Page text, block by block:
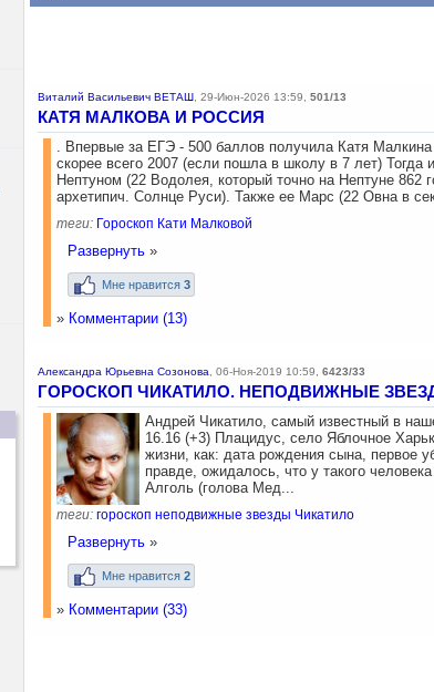
Виталий Васильевич ВЕТАШ 29-Июн-2026 13:59 501/13
КАТЯ МАЛКОВА И РОССИЯ
. Впервые за ЕГЭ - 500 баллов получила Катя
скорее всего 2007 (если пошла в школу в 7 лет) Тогда
Нептуном (22 Водолея, который точно на Нептуне 862
архетипич. Солнце Руси). Также ее Марс (22 Овна в
теги: Гороскоп Кати Малковой
Развернуть »
Мне нравится 3
» Комментарии (13)
Александра Юрьевна Созонова 06-Ноя-2019 10:59 6423/33
ГОРОСКОП ЧИКАТИЛО. НЕПОДВИЖНЫЕ
Андрей Чикатило, самый известный в
16.16 (+3) Плацидус, село Яблочное
жизни, как: дата рождения сына, первое
правде, ожидалось, что у такого
Алголь (голова Мед...
теги: гороскоп неподвижные звезды Чикатило
Развернуть »
Мне нравится 2
» Комментарии (33)